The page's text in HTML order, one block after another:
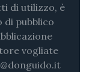
di utilizzo, è
di pubblico
vogliate